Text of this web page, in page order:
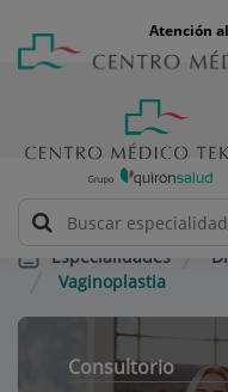
contenido
Menú
teléfono
cabecera
Atención
Especialidades
Vaginoplastia
Consultorio